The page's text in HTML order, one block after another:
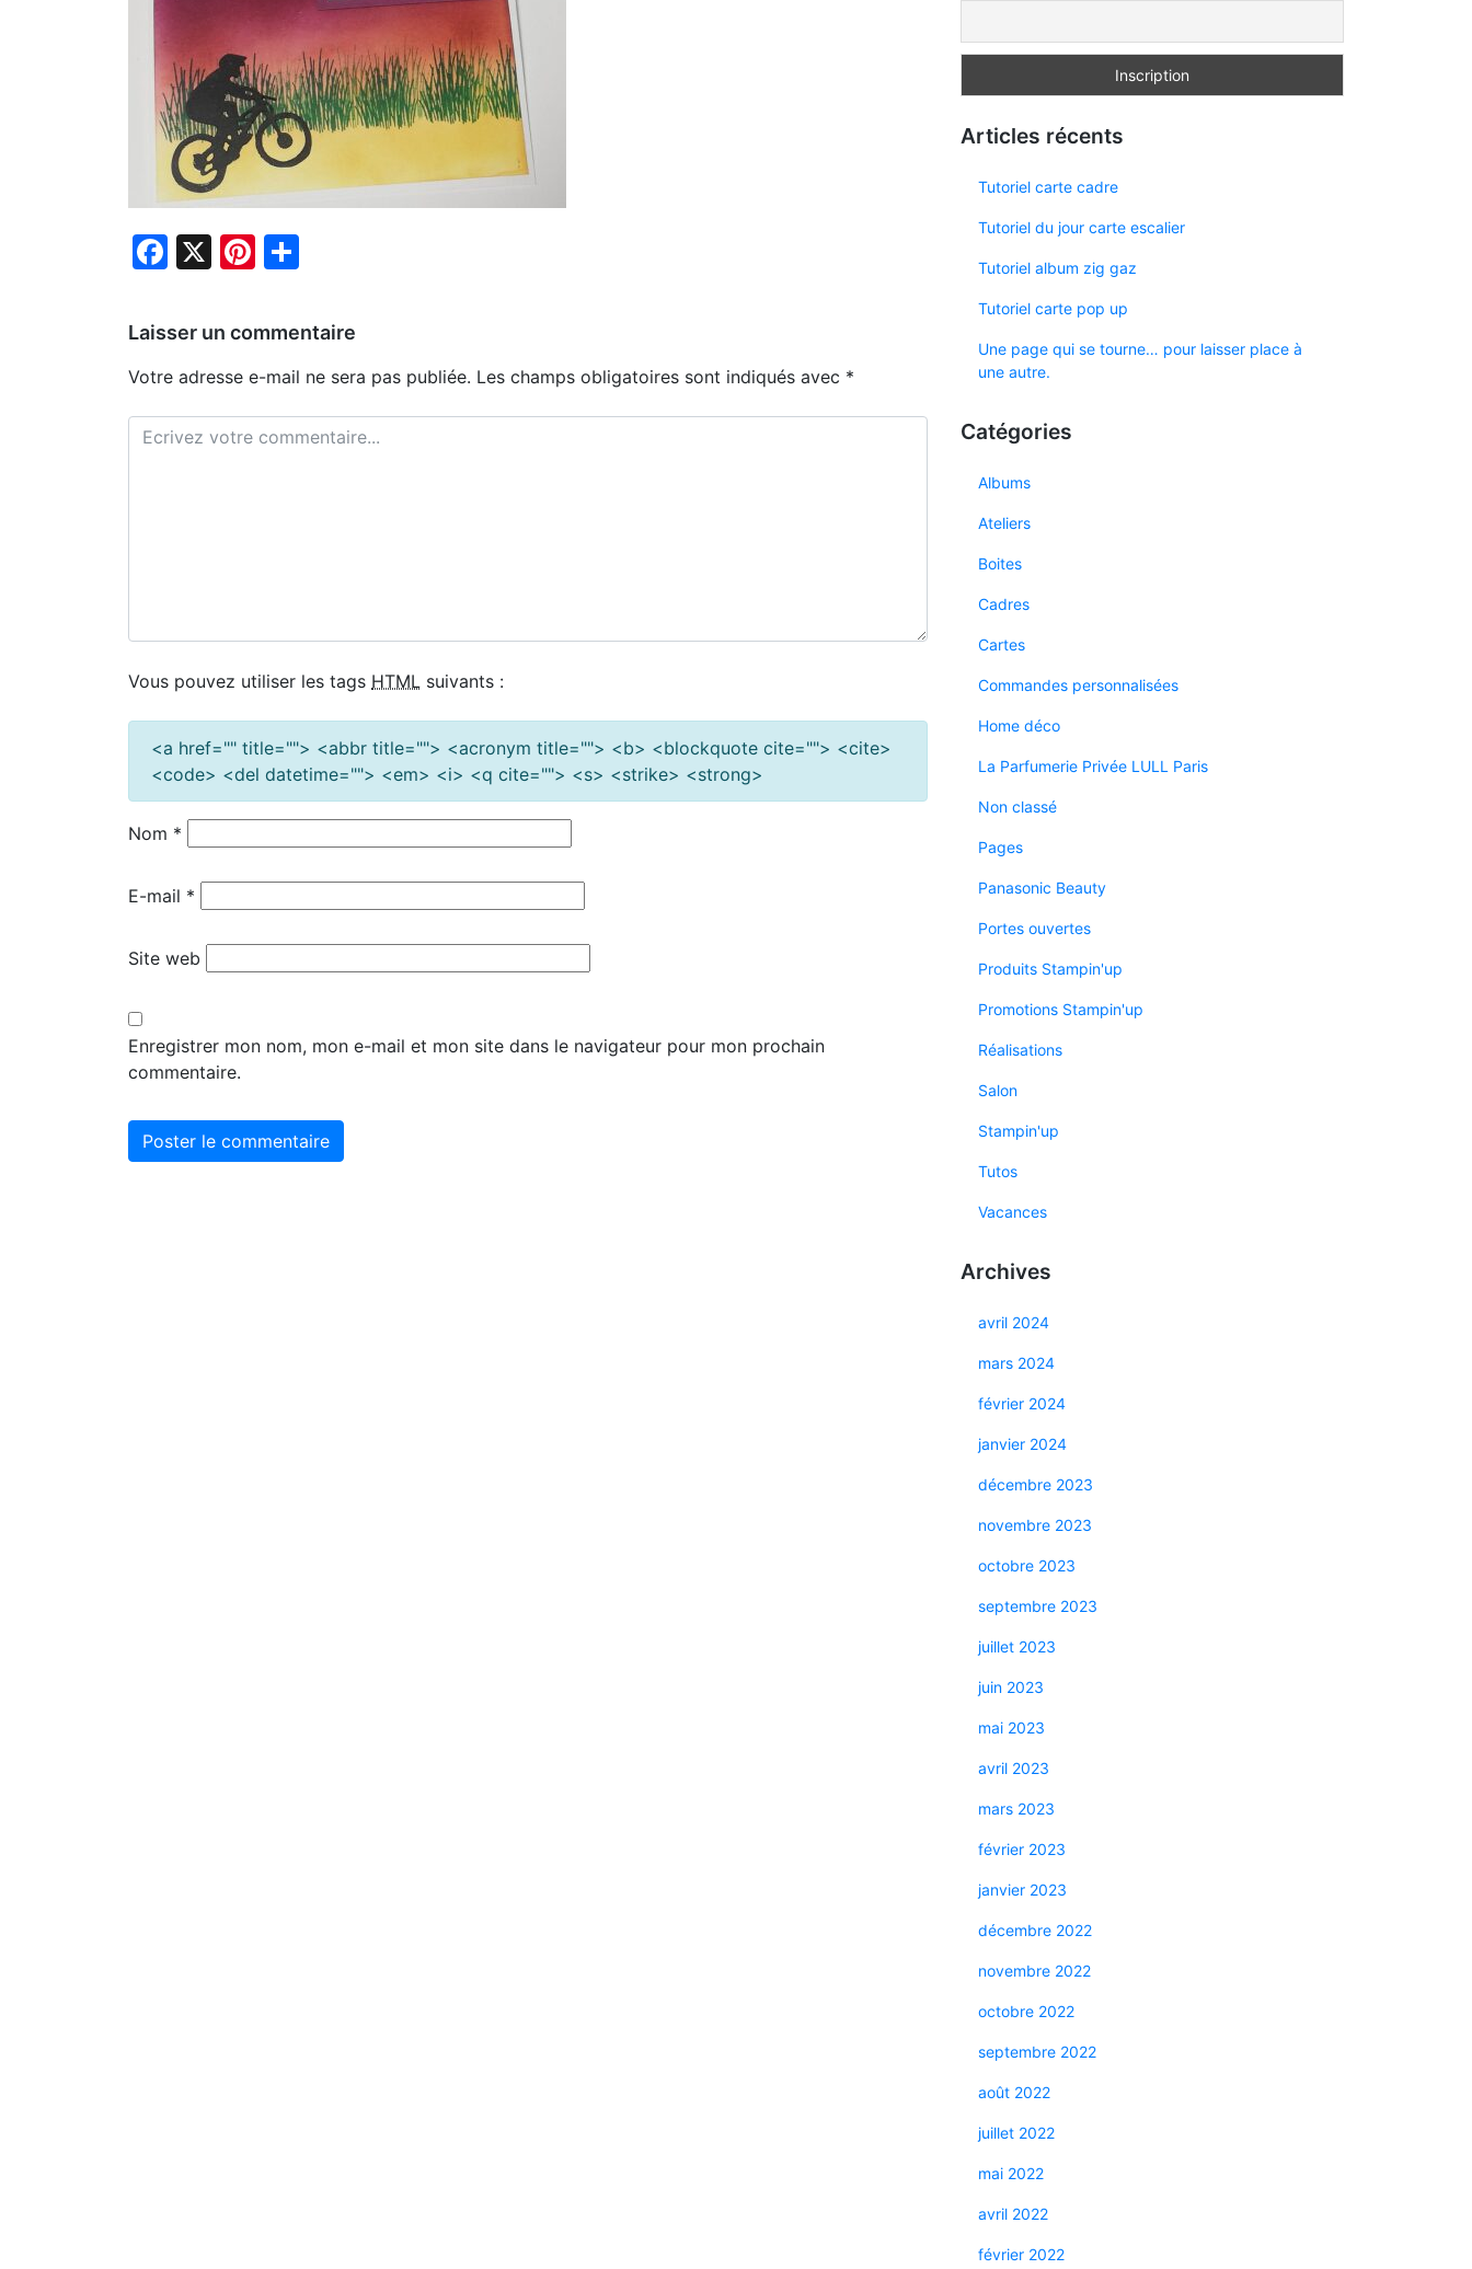
Facebook
X Pinterest
Laisser un commentaire
Votre adresse e-mail ne sera pas publiée. Les champs obligatoires sont indiqués avec *
Vous pouvez utiliser les tags HTML suivants :
<a href="" title=""> <abbr title=""> <acronym title=""> <b> <blockquote cite=""> <cite>
<code> <del datetime=""> <em> <i> <q cite=""> <s> <strike> <strong>
Nom *
E-mail *
Site web
Enregistrer mon nom, mon e-mail et mon site dans le navigateur pour mon prochain
commentaire.
Articles récents
Tutoriel carte cadre
Tutoriel du jour carte escalier
Tutoriel album zig gaz
Tutoriel carte pop up
Une page qui se tourne… pour laisser place à
une autre.
Catégories
Albums
Ateliers
Boites
Cadres
Cartes
Commandes personnalisées
Home déco
La Parfumerie Privée LULL Paris
Non classé
Pages
Panasonic Beauty
Portes ouvertes
Produits Stampin'up
Promotions Stampin'up
Réalisations
Salon
Stampin'up
Tutos
Vacances
Archives
avril 2024
mars 2024
février 2024
janvier 2024
décembre 2023
novembre 2023
octobre 2023
septembre 2023
juillet 2023
juin 2023
mai 2023
avril 2023
mars 2023
février 2023
janvier 2023
décembre 2022
novembre 2022
octobre 2022
septembre 2022
août 2022
juillet 2022
mai 2022
avril 2022
février 2022